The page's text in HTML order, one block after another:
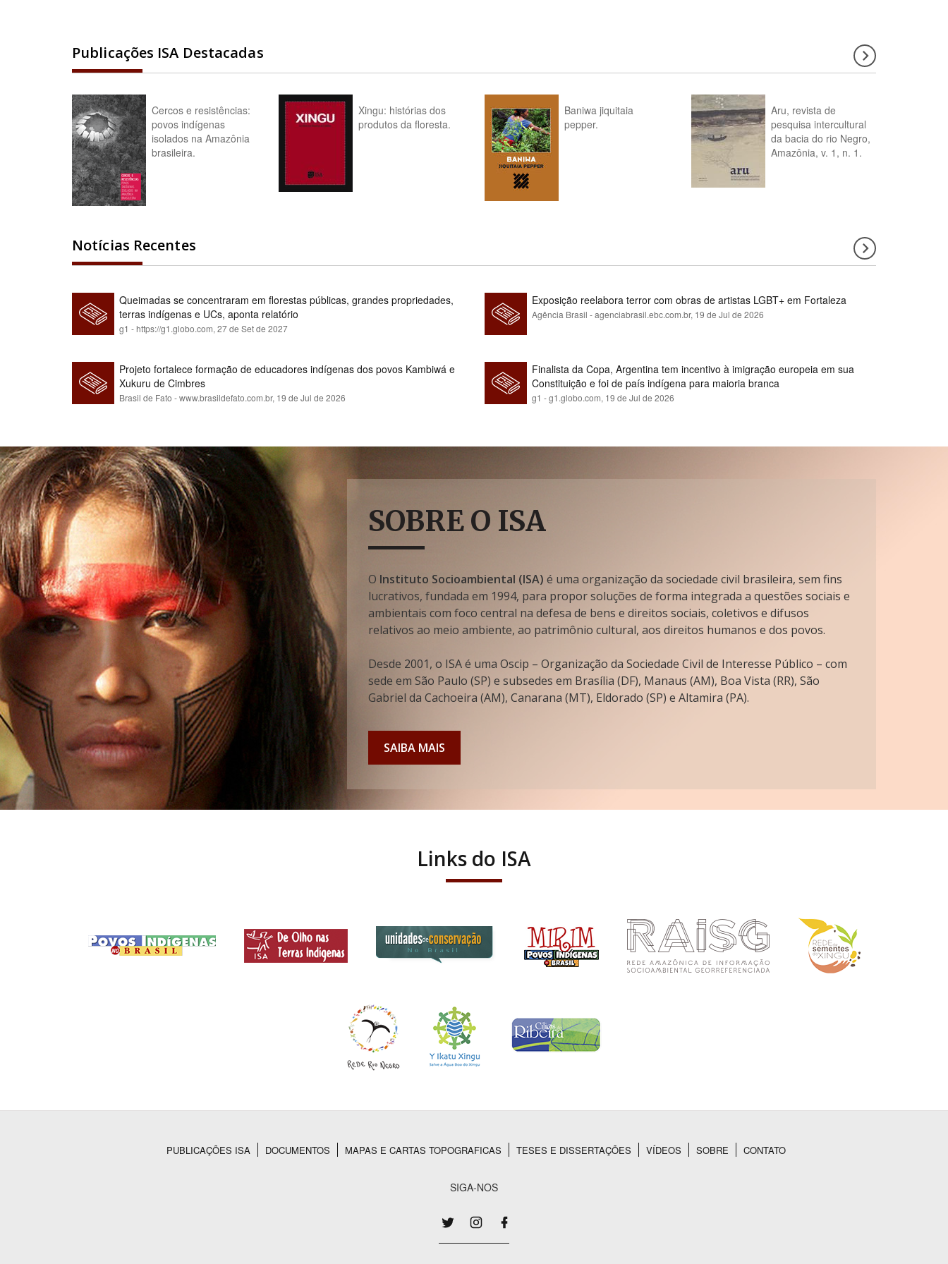
Publicações ISA Destacadas
Cercos e resistências:
povos indígenas
isolados na Amazônia
brasileira.
Xingu: histórias dos
produtos da floresta.
Baniwa jiquitaia
pepper.
Aru, revista de
pesquisa intercultural
da bacia do rio Negro,
Amazônia, v. 1, n. 1.
Notícias Recentes
Queimadas se concentraram em florestas públicas, grandes propriedades,
terras indígenas e UCs, aponta relatório
g1 - https://g1.globo.com, 27 de Set de 2027
Exposição reelabora terror com obras de artistas LGBT+ em Fortaleza
Agência Brasil - agenciabrasil.ebc.com.br, 19 de Jul de 2026
Projeto fortalece formação de educadores indígenas dos povos Kambiwá e
Xukuru de Cimbres
Brasil de Fato - www.brasildefato.com.br, 19 de Jul de 2026
Finalista da Copa, Argentina tem incentivo à imigração europeia em sua
Constituição e foi de país indígena para maioria branca
g1 - g1.globo.com, 19 de Jul de 2026
SOBRE O ISA
O Instituto Socioambiental (ISA) é uma organização da sociedade civil brasileira, sem fins
lucrativos, fundada em 1994, para propor soluções de forma integrada a questões sociais e
ambientais com foco central na defesa de bens e direitos sociais, coletivos e difusos
relativos ao meio ambiente, ao patrimônio cultural, aos direitos humanos e dos povos.
Desde 2001, o ISA é uma Oscip – Organização da Sociedade Civil de Interesse Público – com
sede em São Paulo (SP) e subsedes em Brasília (DF), Manaus (AM), Boa Vista (RR), São
Gabriel da Cachoeira (AM), Canarana (MT), Eldorado (SP) e Altamira (PA).
SAIBA MAIS
Links do ISA
PUBLICAÇÕES ISA DOCUMENTOS MAPAS E CARTAS TOPOGRAFICAS TESES E DISSERTAÇÕES VÍDEOS SOBRE CONTATO
SIGA-NOS